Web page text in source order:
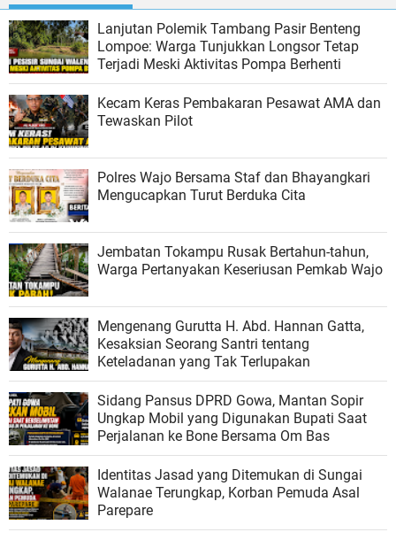
Lanjutan Polemik Tambang Pasir Benteng
Lompoe: Warga Tunjukkan Longsor Tetap
Terjadi Meski Aktivitas Pompa Berhenti
Kecam Keras Pembakaran Pesawat AMA dan
Tewaskan Pilot
Polres Wajo Bersama Staf dan Bhayangkari
Mengucapkan Turut Berduka Cita
Jembatan Tokampu Rusak Bertahun-tahun,
Warga Pertanyakan Keseriusan Pemkab Wajo
Mengenang Gurutta H. Abd. Hannan Gatta,
Kesaksian Seorang Santri tentang
Keteladanan yang Tak Terlupakan
Sidang Pansus DPRD Gowa, Mantan Sopir
Ungkap Mobil yang Digunakan Bupati Saat
Perjalanan ke Bone Bersama Om Bas
Identitas Jasad yang Ditemukan di Sungai
Walanae Terungkap, Korban Pemuda Asal
Parepare